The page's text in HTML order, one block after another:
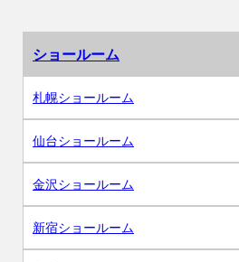
ショールーム
札幌ショールーム
仙台ショールーム
金沢ショールーム
新宿ショールーム